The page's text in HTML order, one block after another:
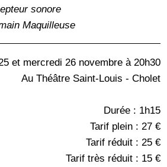
sonore
Maquilleuse
et mercredi 26 novembre à 20h30
Au Théâtre Saint-Louis - Cholet
Durée : 1h15
Tarif plein : 27 €
Tarif réduit : 25 €
Tarif très réduit : 15 €